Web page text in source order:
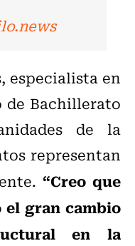
especialista en
de Bachillerato
de la
representan
“Creo que
el gran cambio
en la